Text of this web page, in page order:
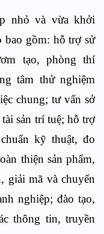
nhỏ và vừa khởi
bao gồm: hỗ trợ sử
tạo, phòng thí
tâm thử nghiệm
chung; tư vấn sở
sản trí tuệ; hỗ trợ
kỹ thuật, đo
thiện sản phẩm,
giải mã và chuyển
nghiệp; đào tạo,
thông tin, truyền